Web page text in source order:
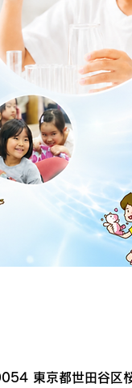
東京都世田谷区